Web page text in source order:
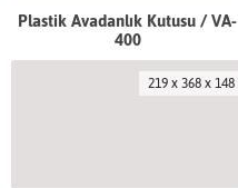
Plastik Avadanlık Kutusu / VA-
400
219 x 368 x 148